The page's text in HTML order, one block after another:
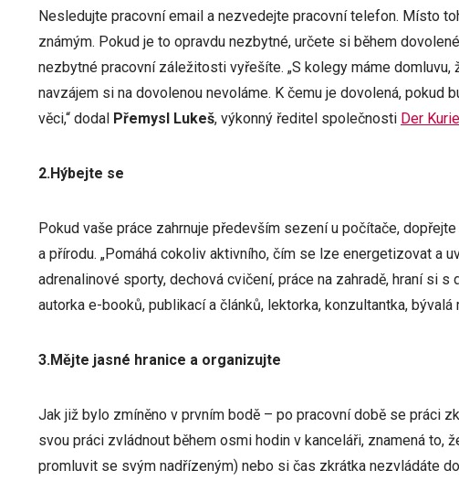
Nesledujte pracovní email a nezvedejte pracovní telefon. Místo
známým. Pokud je to opravdu nezbytné, určete si během
nezbytné pracovní záležitosti vyřešíte. „S kolegy máme domluvu,
navzájem si na dovolenou nevoláme. K čemu je dovolená, pokud
věci,“ dodal Přemysl Lukeš, výkonný ředitel společnosti Der
2.Hýbejte se
Pokud vaše práce zahrnuje především sezení u počítače,
a přírodu. „Pomáhá cokoliv aktivního, čím se lze energetizovat a
adrenalinové sporty, dechová cvičení, práce na zahradě, hraní si s
autorka e-booků, publikací a článků, lektorka, konzultantka, bývalá
3.Mějte jasné hranice a organizujte
Jak již bylo zmíněno v prvním bodě – po pracovní době se práci
svou práci zvládnout během osmi hodin v kanceláři, znamená to,
promluvit se svým nadřízeným) nebo si čas zkrátka nezvládáte